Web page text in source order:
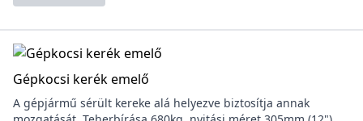
Gépkocsi kerék emelő
A gépjármű sérült kereke alá helyezve biztosítja annak